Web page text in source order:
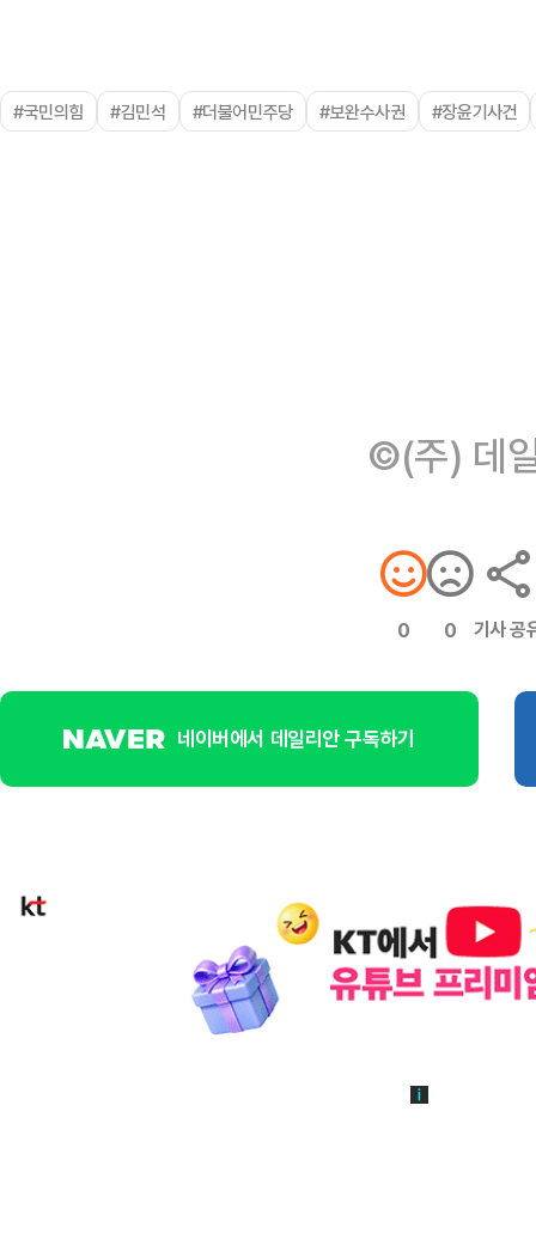
#국민의힘 #김민석 #더불어민주당 #보완수사권 #장윤기사건
©(주) 데
0 0 기사 공
네이버에서 데일리안 구독하기